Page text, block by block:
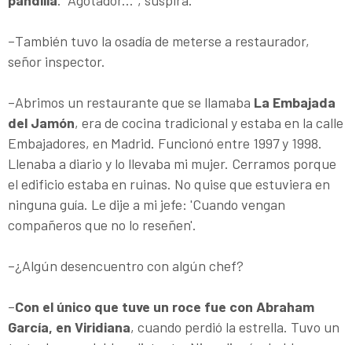
–También tuvo la osadía de meterse a restaurador,
señor inspector.
–Abrimos un restaurante que se llamaba La Embajada
del Jamón, era de cocina tradicional y estaba en la calle
Embajadores, en Madrid. Funcionó entre 1997 y 1998.
Llenaba a diario y lo llevaba mi mujer. Cerramos porque
el edificio estaba en ruinas. No quise que estuviera en
ninguna guía. Le dije a mi jefe: 'Cuando vengan
compañeros que no lo reseñen'.
–¿Algún desencuentro con algún chef?
–Con el único que tuve un roce fue con Abraham
García, en Viridiana, cuando perdió la estrella. Tuvo un